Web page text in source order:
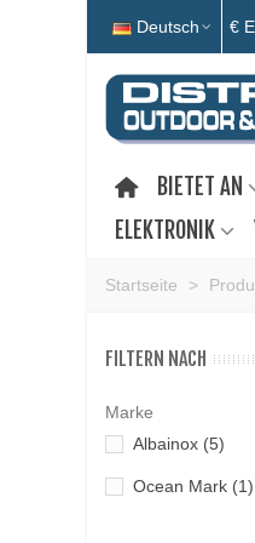
Deutsch €
BIETET AN
ELEKTRONIK
Startseite >
FILTERN NACH
Marke
Albainox (5)
Ocean Mark (1)